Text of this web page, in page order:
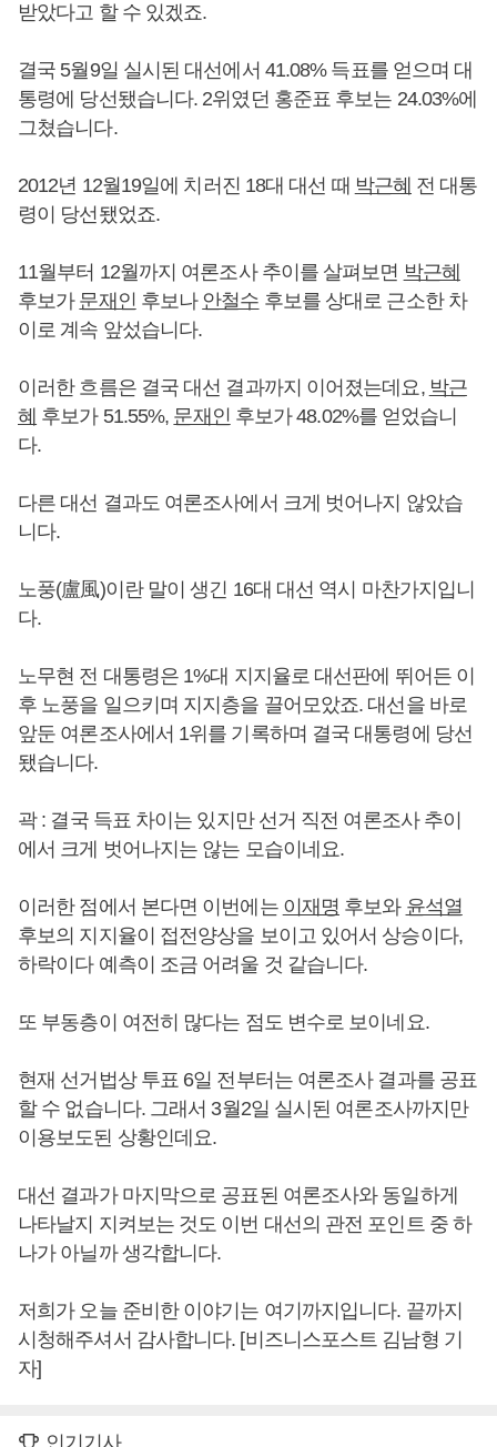
받았다고 할 수 있겠죠.
결국 5월9일 실시된 대선에서 41.08% 득표를 얻으며 대
통령에 당선됐습니다. 2위였던 홍준표 후보는 24.03%에
그쳤습니다.
2012년 12월19일에 치러진 18대 대선 때 박근혜 전 대통
령이 당선됐었죠.
11월부터 12월까지 여론조사 추이를 살펴보면 박근혜
후보가 문재인 후보나 안철수 후보를 상대로 근소한 차
이로 계속 앞섰습니다.
이러한 흐름은 결국 대선 결과까지 이어졌는데요, 박근
혜 후보가 51.55%, 문재인 후보가 48.02%를 얻었습니
다.
다른 대선 결과도 여론조사에서 크게 벗어나지 않았습
니다.
노풍(盧風)이란 말이 생긴 16대 대선 역시 마찬가지입니
다.
노무현 전 대통령은 1%대 지지율로 대선판에 뛰어든 이
후 노풍을 일으키며 지지층을 끌어모았죠. 대선을 바로
앞둔 여론조사에서 1위를 기록하며 결국 대통령에 당선
됐습니다.
곽 : 결국 득표 차이는 있지만 선거 직전 여론조사 추이
에서 크게 벗어나지는 않는 모습이네요.
이러한 점에서 본다면 이번에는 이재명 후보와 윤석열
후보의 지지율이 접전양상을 보이고 있어서 상승이다,
하락이다 예측이 조금 어려울 것 같습니다.
또 부동층이 여전히 많다는 점도 변수로 보이네요.
현재 선거법상 투표 6일 전부터는 여론조사 결과를 공표
할 수 없습니다. 그래서 3월2일 실시된 여론조사까지만
이용보도된 상황인데요.
대선 결과가 마지막으로 공표된 여론조사와 동일하게
나타날지 지켜보는 것도 이번 대선의 관전 포인트 중 하
나가 아닐까 생각합니다.
저희가 오늘 준비한 이야기는 여기까지입니다. 끝까지
시청해주셔서 감사합니다. [비즈니스포스트 김남형 기
자]
인기기사